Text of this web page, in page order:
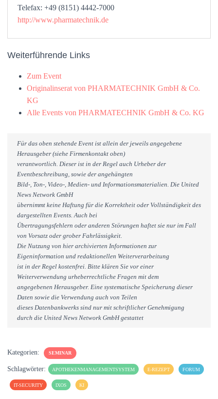
Telefax: +49 (8151) 4442-7000
http://www.pharmatechnik.de
Weiterführende Links
Zum Event
Originalinserat von PHARMATECHNIK GmbH & Co.
KG
Alle Events von PHARMATECHNIK GmbH & Co. KG
Für das oben stehende Event ist allein der jeweils angegebene
Herausgeber (siehe Firmenkontakt oben)
verantwortlich. Dieser ist in der Regel auch Urheber der
Eventbeschreibung, sowie der angehängten
Bild-, Ton-, Video-, Medien- und Informationsmaterialien. Die United
News Network GmbH
übernimmt keine Haftung für die Korrektheit oder Vollständigkeit des
dargestellten Events. Auch bei
Übertragungsfehlern oder anderen Störungen haftet sie nur im Fall
von Vorsatz oder grober Fahrlässigkeit.
Die Nutzung von hier archivierten Informationen zur
Eigeninformation und redaktionellen Weiterverarbeitung
ist in der Regel kostenfrei. Bitte klären Sie vor einer
Weiterverwendung urheberrechtliche Fragen mit dem
angegebenen Herausgeber. Eine systematische Speicherung dieser
Daten sowie die Verwendung auch von Teilen
dieses Datenbankwerks sind nur mit schriftlicher Genehmigung
durch die United News Network GmbH gestattet
Kategorien: SEMINAR
Schlagwörter: APOTHEKENMANAGEMENTSYSTEM E-REZEPT FORUM
IT-SECURITY IXOS KI